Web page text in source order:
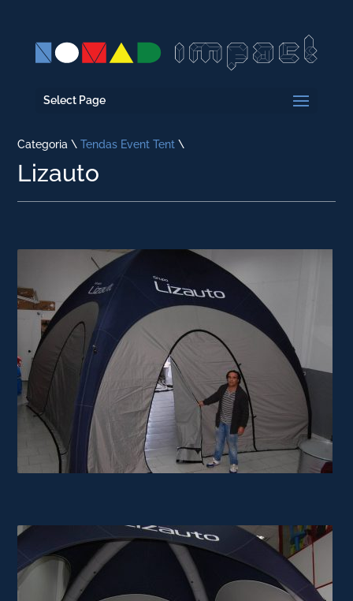
Select Page
Categoria \Tendas Event Tent \
Lizauto